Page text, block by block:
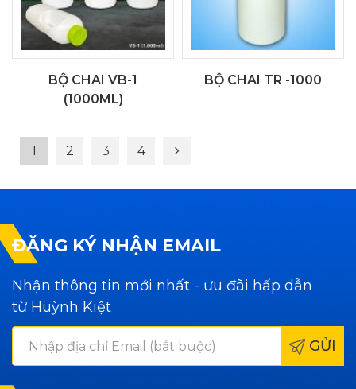
BỘ CHAI VB-1
(1000ML)
BỘ CHAI TR -1000
1 2 3 4
ĐĂNG KÝ NHẬN EMAIL
Nhận thông tin mới nhất - ưu đãi hấp dẫn
từ Huỳnh Kiệt
GỬI